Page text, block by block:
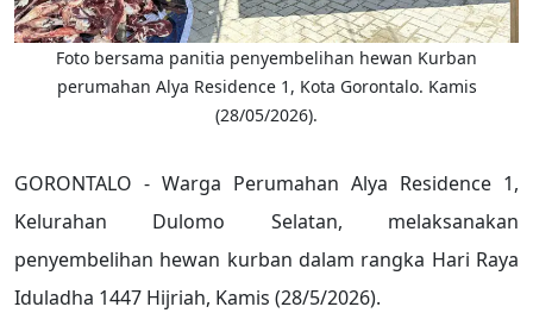
Foto bersama panitia penyembelihan hewan Kurban
perumahan Alya Residence 1, Kota Gorontalo. Kamis
(28/05/2026).
GORONTALO - Warga Perumahan Alya Residence 1,
Kelurahan Dulomo Selatan, melaksanakan
penyembelihan hewan kurban dalam rangka Hari Raya
Iduladha 1447 Hijriah, Kamis (28/5/2026).